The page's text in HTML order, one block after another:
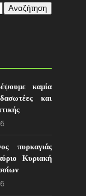
καμία
και
πυρκαγιάς
Κυριακή